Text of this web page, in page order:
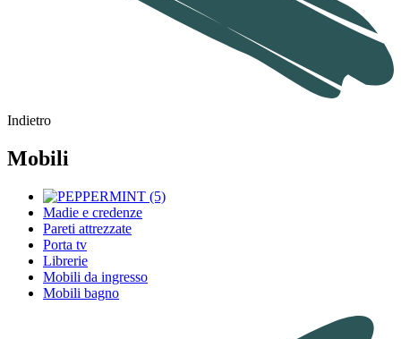
Indietro
Mobili
Madie e credenze
Pareti attrezzate
Porta tv
Librerie
Mobili da ingresso
Mobili bagno